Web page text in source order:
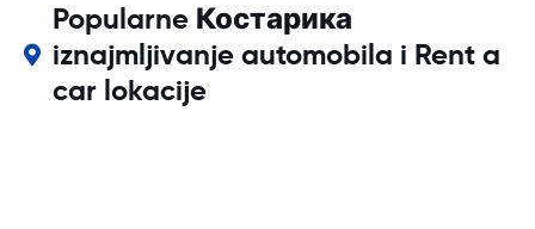
Popularne Костарика
iznajmljivanje automobila i Rent a
car lokacije